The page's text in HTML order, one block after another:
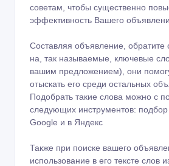
советам, чтобы существенно
эффективность Вашего
Составляя объявление, обратите
на, так называемые, ключевые
вашим предложением), они
отыскать его среди остальных
Подобрать такие слова можно с
следующих инструментов:
Google и в Яндекс
Также при поиске вашего
использование в его тексте слов